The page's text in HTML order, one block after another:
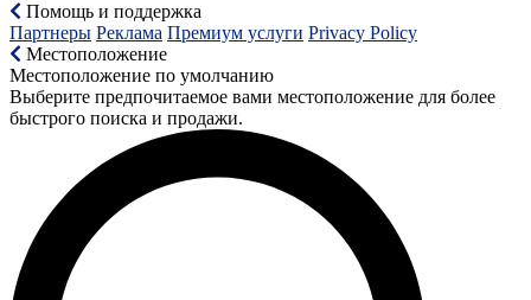
Помощь и поддержка
Партнеры Реклама Премиум услуги Privacy Policy
Местоположение
Местоположение по умолчанию
Выберите предпочитаемое вами местоположение для более
быстрого поиска и продажи.